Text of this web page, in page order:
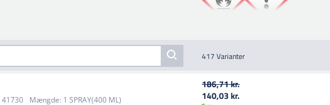
Behandling
Før brug, ryst aerosolen i
overfladen, der skal
flere tynde lag. Inden det
417 Varianter
41730 Mængde: 1 SPRAY(400 ML)
186,71 kr.
140,03 kr.